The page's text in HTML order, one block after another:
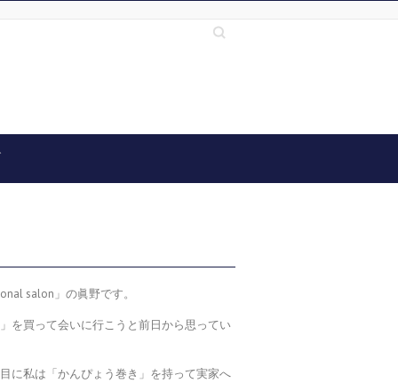
Search
salon」の眞野です。
を買って会いに行こうと前日から思ってい
に私は「かんぴょう巻き」を持って実家へ